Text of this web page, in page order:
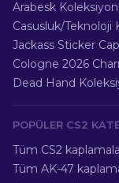
Arabesk
Casusluk/Teknoloji
Jackass Sticker
Cologne 2026
Dead Hand
POPÜLER CS2
Tüm CS2
Tüm AK-47